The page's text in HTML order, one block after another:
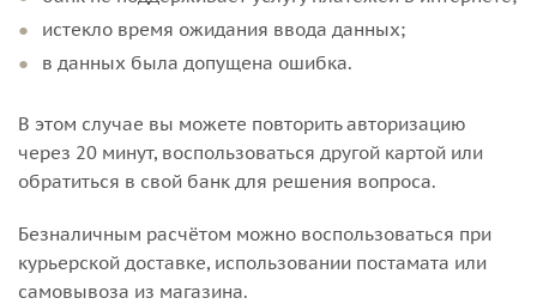
истекло время ожидания ввода данных;
в данных была допущена ошибка.
В этом случае вы можете повторить авторизацию
через 20 минут, воспользоваться другой картой или
обратиться в свой банк для решения вопроса.
Безналичным расчётом можно воспользоваться при
курьерской доставке, использовании постамата или
самовывоза из магазина.